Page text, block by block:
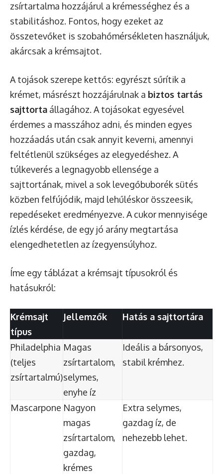
zsírtartalma hozzájárul a krémességhez és a
stabilitáshoz. Fontos, hogy ezeket az
összetevőket is szobahőmérsékleten használjuk,
akárcsak a krémsajtot.
A tojások szerepe kettős: egyrészt sűrítik a
krémet, másrészt hozzájárulnak a biztos tartás
sajttorta állagához. A tojásokat egyesével
érdemes a masszához adni, és minden egyes
hozzáadás után csak annyit keverni, amennyi
feltétlenül szükséges az elegyedéshez. A
túlkeverés a legnagyobb ellensége a
sajttortának, mivel a sok levegőbuborék sütés
közben felfújódik, majd lehűléskor összeesik,
repedéseket eredményezve. A cukor mennyisége
ízlés kérdése, de egy jó arány megtartása
elengedhetetlen az ízegyensúlyhoz.
Íme egy táblázat a krémsajt típusokról és
hatásukról:
Krémsajt
típus
Jellemzők Hatás a sajttortára
Philadelphia
(teljes
zsírtartalmú)
Magas
zsírtartalom,
selymes,
enyhe íz
Ideális a bársonyos,
stabil krémhez.
Mascarpone Nagyon
magas
zsírtartalom,
gazdag,
krémes
Extra selymes,
gazdag íz, de
nehezebb lehet.